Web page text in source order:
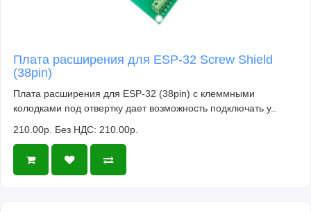
Плата расширения для ESP-32 Screw Shield
(38pin)
Плата расширения для ESP-32 (38pin) с клеммными
колодками под отвертку дает возможность подключать у..
210.00р. Без НДС: 210.00р.